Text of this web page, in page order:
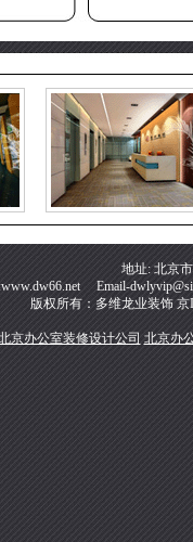
地址: 北京
Email-
版权所有：多维龙业装饰京
京办公室装修设计公司 北京办